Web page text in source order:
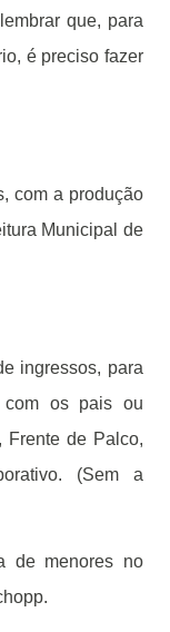
que, para
é preciso fazer
com a produção
Municipal de
ingressos, para
os pais ou
Frente de Palco,
(Sem a
de menores no